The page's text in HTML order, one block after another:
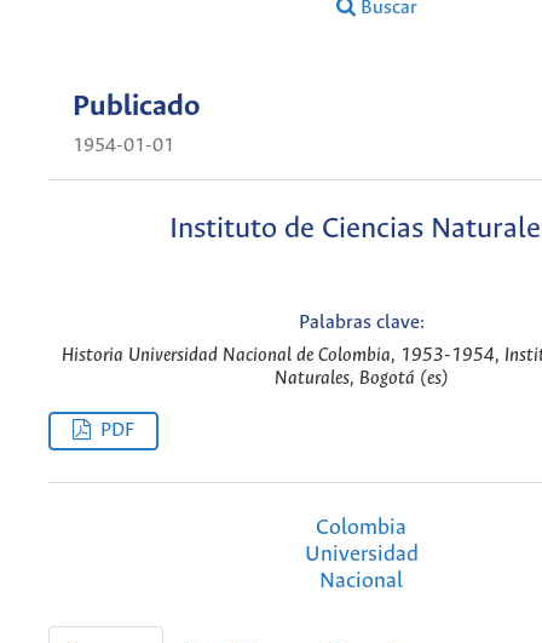
Buscar
Publicado
1954-01-01
Instituto de Ciencias
Palabras clave:
Historia Universidad Nacional de Colombia, 1953-1954,
Naturales, Bogotá (es)
PDF
Colombia
Universidad
Nacional